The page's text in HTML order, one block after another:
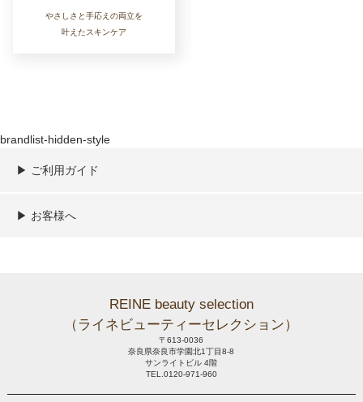
やさしさと手応えの両立を
叶えたスキンケア
brandlist-hidden-style
▶︎ ご利用ガイド
ご利用ガイド
決済／配送／送料について
取り扱い商品一覧
顧客情報の取扱について
特定商取引法の表記
▶︎ お客様へ
REINE beauty selection
（ライネビューティーセレクション）
〒613-0036
奈良県奈良市学園北1丁目8-8
サンライトビル 4階
TEL.0120-971-960